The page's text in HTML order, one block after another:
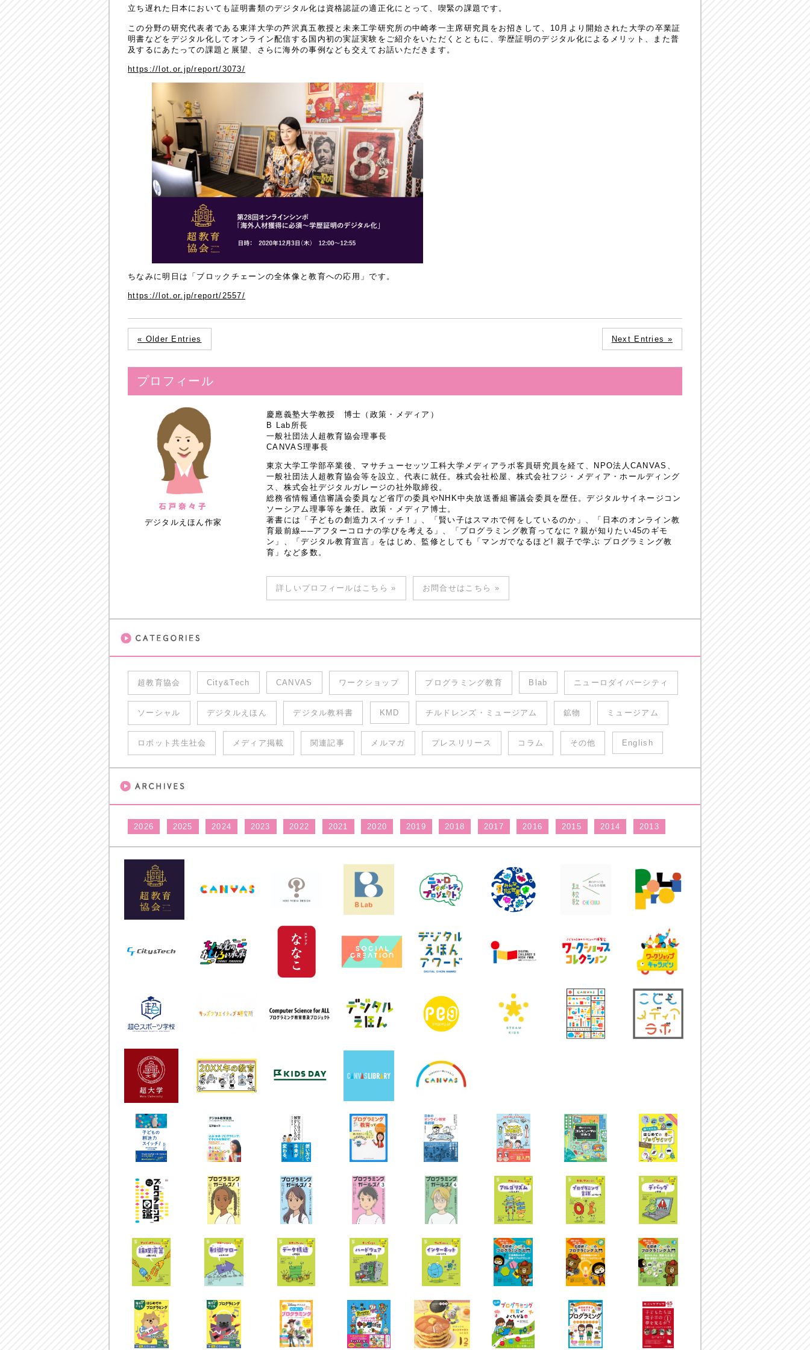
立ち遅れた日本においても証明書類のデジタル化は資格認証の適正化にとって、喫緊の課題です。
この分野の研究代表者である東洋大学の芦沢真五教授と未来工学研究所の中崎孝一主席研究員をお招きして、10月より開始された大学の卒業証
明書などをデジタル化してオンライン配信する国内初の実証実験をご紹介をいただくとともに、学歴証明のデジタル化によるメリット、また普
及するにあたっての課題と展望、さらに海外の事例なども交えてお話いただきます。
https://lot.or.jp/report/3073/
ちなみに明日は「ブロックチェーンの全体像と教育への応用」です。
https://lot.or.jp/report/2557/
« Older Entries Next Entries »
プロフィール
デジタルえほん作家
慶應義塾大学教授 博士（政策・メディア）
B Lab所長
一般社団法人超教育協会理事長
CANVAS理事長
東京大学工学部卒業後、マサチューセッツ工科大学メディアラボ客員研究員を経て、NPO法人CANVAS、
一般社団法人超教育協会等を設立、代表に就任。株式会社松屋、株式会社フジ・メディア・ホールディング
ス、株式会社デジタルガレージの社外取締役。
総務省情報通信審議会委員など省庁の委員やNHK中央放送番組審議会委員を歴任。デジタルサイネージコン
ソーシアム理事等を兼任。政策・メディア博士。
著書には「子どもの創造力スイッチ！」、「賢い子はスマホで何をしているのか」、「日本のオンライン教
育最前線──アフターコロナの学びを考える」、「プログラミング教育ってなに？親が知りたい45のギモ
ン」、「デジタル教育宣言」をはじめ、監修としても「マンガでなるほど! 親子で学ぶ プログラミング教
育」など多数。
詳しいプロフィールはこちら » お問合せはこちら »
超教育協会 City&Tech CANVAS ワークショップ プログラミング教育 Blab ニューロダイバーシティ
ソーシャル デジタルえほん デジタル教科書 KMD チルドレンズ・ミュージアム 鉱物 ミュージアム
ロボット共生社会 メディア掲載 関連記事 メルマガ プレスリリース コラム その他 English
2026 2025 2024 2023 2022 2021 2020 2019 2018 2017 2016 2015 2014 2013